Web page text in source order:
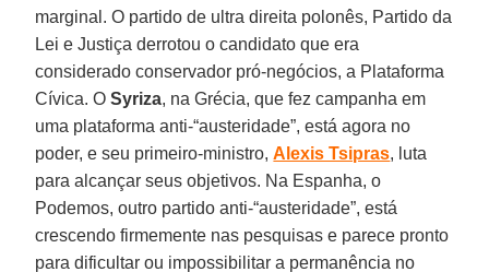
marginal. O partido de ultra direita polonês, Partido da
Lei e Justiça derrotou o candidato que era
considerado conservador pró-negócios, a Plataforma
Cívica. OSyriza, na Grécia, que fez campanha em
uma plataforma anti-“austeridade”, está agora no
poder, e seu primeiro-ministro,Alexis Tsipras, luta
para alcançar seus objetivos. Na Espanha, o
Podemos, outro partido anti-“austeridade”, está
crescendo firmemente nas pesquisas e parece pronto
para dificultar ou impossibilitar a permanência no